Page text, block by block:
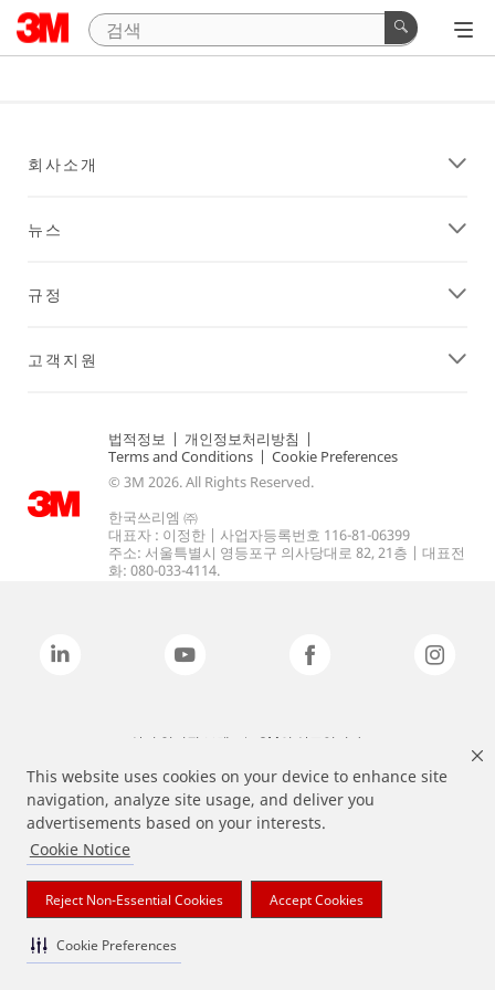
This website uses cookies on your device to enhance site
navigation, analyze site usage, and deliver you
advertisements based on your interests.
Cookie Notice
Reject Non-Essential Cookies Accept Cookies
Cookie Preferences
회사소개
뉴스
규정
고객지원
법적정보 | 개인정보처리방침 |
Terms and Conditions | Cookie Preferences
© 3M 2026. All Rights Reserved.
한국쓰리엠 ㈜
대표자 : 이정한 | 사업자등록번호 116-81-06399
주소: 서울특별시 영등포구 의사당대로 82, 21층 | 대표전
화: 080-033-4114.
상기 열거된 브랜드는 3M의 상표입니다.